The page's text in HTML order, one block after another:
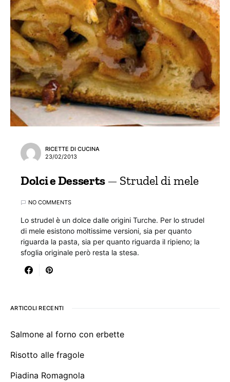
RICETTE DI CUCINA
23/02/2013
Dolci e Desserts Strudel di mele
NO COMMENTS
Lo strudel è un dolce dalle origini Turche. Per lo strudel
di mele esistono moltissime versioni, sia per quanto
riguarda la pasta, sia per quanto riguarda il ripieno; la
sfoglia originale però resta la stesa.
ARTICOLI RECENTI
Salmone al forno con erbette
Risotto alle fragole
Piadina Romagnola